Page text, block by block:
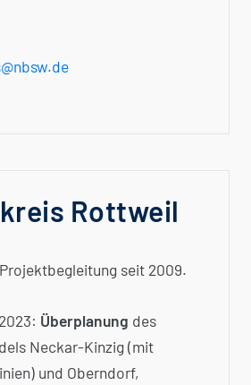
Rottweil
seit 2009.
Überplanung des
Neckar-Kinzig (mit
und Oberndorf,